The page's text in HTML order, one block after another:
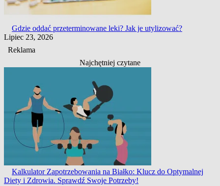
Gdzie oddać przeterminowane leki? Jak je utylizować?
Lipiec 23, 2026
Reklama
Najchętniej czytane
Kalkulator Zapotrzebowania na Białko: Klucz do Optymalnej
Diety i Zdrowia. Sprawdź Swoje Potrzeby!